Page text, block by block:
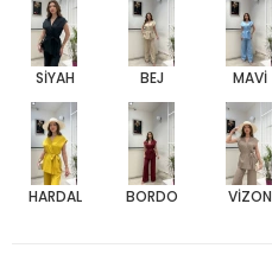
SİYAH BEJ MAVİ
HARDAL BORDO VİZON